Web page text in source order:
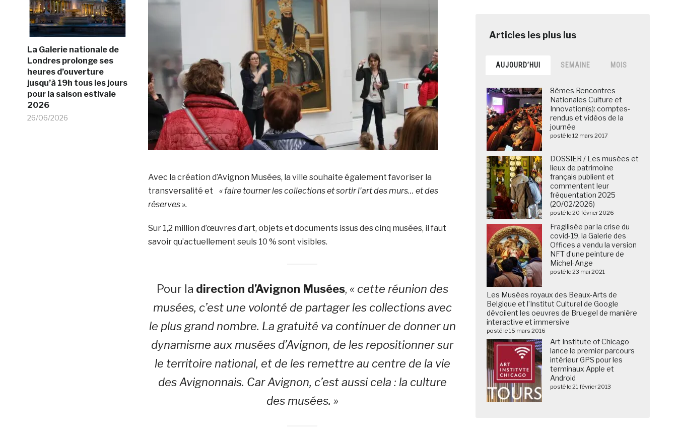
La Galerie nationale de
Londres prolonge ses
heures d’ouverture
jusqu’à 19h tous les jours
pour la saison estivale
2026
26/06/2026
Avec la création d’Avignon Musées, la ville souhaite également favoriser la
transversalité et « faire tourner les collections et sortir l’art des murs… et des
réserves ».
Sur 1,2 million d’œuvres d’art, objets et documents issus des cinq musées, il faut
savoir qu’actuellement seuls 10 % sont visibles.
Pour la direction d’Avignon Musées, « cette réunion des
musées, c’est une volonté de partager les collections avec
le plus grand nombre. La gratuité va continuer de donner un
dynamisme aux musées d’Avignon, de les repositionner sur
le territoire national, et de les remettre au centre de la vie
des Avignonnais. Car Avignon, c’est aussi cela : la culture
des musées. »
AUJOURD’HUI SEMAINE MOIS
8èmes Rencontres
Nationales Culture et
Innovation(s): comptes-
rendus et vidéos de la
journée
posté le 12 mars 2017
DOSSIER / Les musées et
lieux de patrimoine
français publient et
commentent leur
fréquentation 2025
(20/02/2026)
posté le 20 février 2026
Fragilisée par la crise du
covid-19, la Galerie des
Offices a vendu la version
NFT d’une peinture de
Michel-Ange
posté le 23 mai 2021
Les Musées royaux des Beaux-Arts de
Belgique et l’Institut Culturel de Google
dévoilent les oeuvres de Bruegel de manière
interactive et immersive
posté le 15 mars 2016
Art Institute of Chicago
lance le premier parcours
intérieur GPS pour les
terminaux Apple et
Android
posté le 21 février 2013